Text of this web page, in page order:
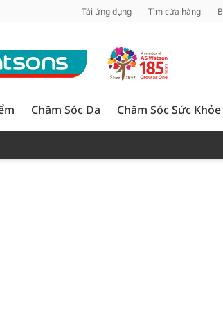
Tải ứng dụng Tìm cửa hàng
Chăm Sóc Da Chăm Sóc Sức Khỏe